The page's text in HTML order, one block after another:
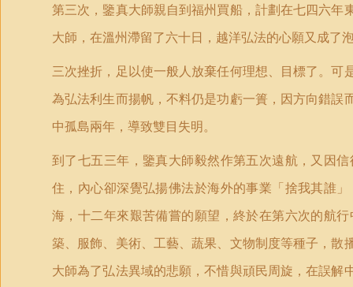
第三次，鑒真大師親自到福州買船，計劃在七四六
大師，在溫州滯留了六十日，越洋弘法的心願又成了
三次挫折，足以使一般人放棄任何理想、目標了。
為弘法利生而揚帆，不料仍是功虧一簣，因方向錯
中孤島兩年，導致雙目失明。
到了七五三年，鑒真大師毅然作第五次遠航，又因
住，內心卻深覺弘揚佛法於海外的事業「捨我其誰
海，十二年來艱苦備嘗的願望，終於在第六次的航
築、服飾、美術、工藝、蔬果、文物制度等種子，
大師為了弘法異域的悲願，不惜與頑民周旋，在誤